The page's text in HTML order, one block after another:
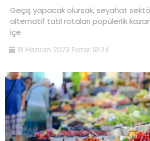
Geçiş yapacak olursak, seyahat
alternatif tatil rotaları popülerlik
içe
18 Haziran 2023 Pazar 18:24